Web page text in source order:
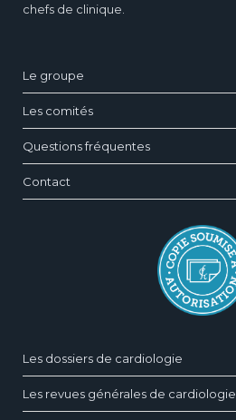
chefs de clinique.
Le groupe
Les comités
Questions fréquentes
Contact
Les dossiers de cardiologie
Les revues générales de cardiologie